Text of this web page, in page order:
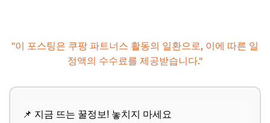
"이 포스팅은 쿠팡 파트너스 활동의 일환으로, 이에 따른 일
정액의 수수료를 제공받습니다."
📌 지금 뜨는 꿀정보! 놓치지 마세요